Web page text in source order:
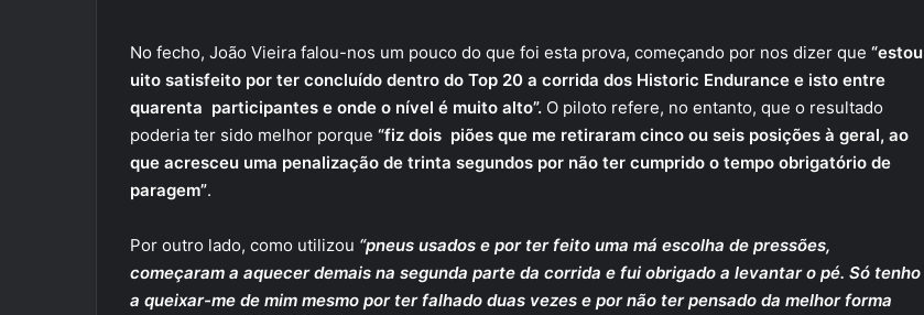
No fecho, João Vieira falou-nos um pouco do que foi esta prova, começando por nos dizer que “estou
uito satisfeito por ter concluído dentro do Top 20 a corrida dos Historic Endurance e isto entre
quarenta participantes e onde o nível é muito alto”. O piloto refere, no entanto, que o resultado
poderia ter sido melhor porque “fiz dois piões que me retiraram cinco ou seis posições à geral, ao
que acresceu uma penalização de trinta segundos por não ter cumprido o tempo obrigatório de
paragem”.
Por outro lado, como utilizou “pneus usados e por ter feito uma má escolha de pressões,
começaram a aquecer demais na segunda parte da corrida e fui obrigado a levantar o pé. Só tenho
a queixar-me de mim mesmo por ter falhado duas vezes e por não ter pensado da melhor forma